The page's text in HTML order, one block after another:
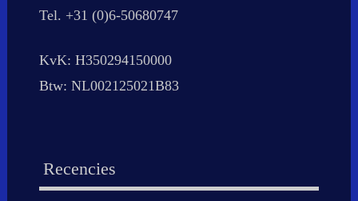
Tel. +31 (0)6-50680747
KvK: H350294150000
Btw: NL002125021B83
Recencies